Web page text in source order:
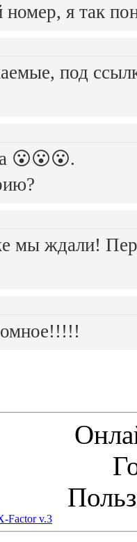
я так
под
😮😮😮.
мы ждали!
Factor v.3